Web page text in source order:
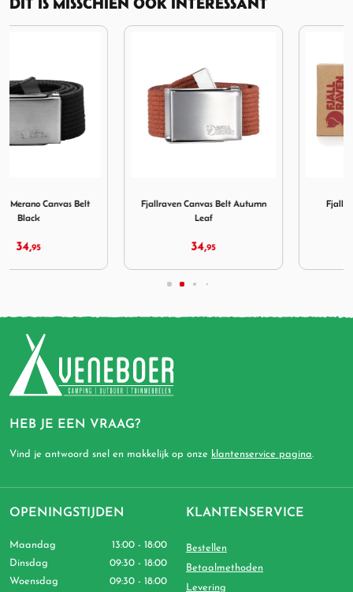
Fjallraven Canvas Belt Autumn
Fjallraven Greenland Wax
HEB JE EEN VRAAG?
Vind je antwoord snel en makkelijk op onze klantenservice pagina.
OPENINGSTIJDEN
Maandag
13:00 - 18:00
Dinsdag
09:30 - 18:00
Woensdag
09:30 - 18:00
KLANTENSERVICE
Bestellen
Betaalmethoden
Levering